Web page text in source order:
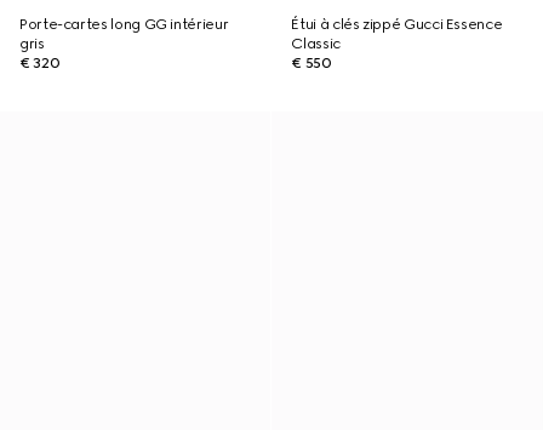
Porte-cartes long GG intérieur
gris
€ 320
Étui à clés zippé Gucci Essence
Classic
€ 550